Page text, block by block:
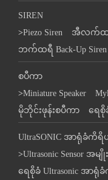
SIREN
>Piezo Siren
အီလက်ထရွ
ဘက်ထရီ Back-Up Siren
စပီကာ
>Miniature Speaker
မိုဘိုင်းဖုန်းစပီကာ
ရေစို
UltraSONIC အာရုံခံကိရိ
>Ultrasonic Sensor အမ
ရေစိုခံ Ultrasonic အာ